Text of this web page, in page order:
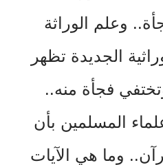
وعلم الوراثة
الجديدة تظهر
فجأة منه..
المسلمين بأن
وما هي الآيات